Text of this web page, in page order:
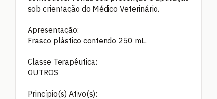
sob orientação do Médico Veterinário.
Apresentação:
Frasco plástico contendo 250 mL.
Classe Terapêutica:
OUTROS
Princípio(s) Ativo(s):